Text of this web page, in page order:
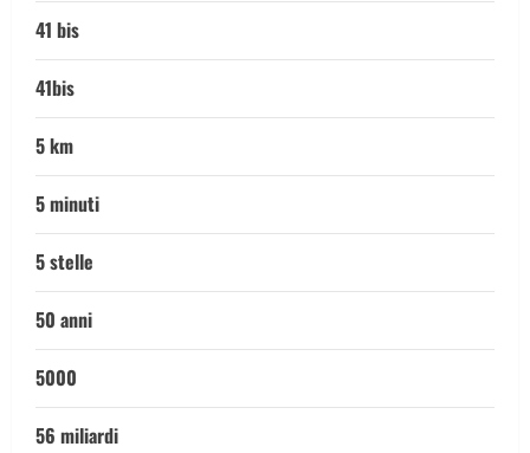
41 bis
41bis
5 km
5 minuti
5 stelle
50 anni
5000
56 miliardi